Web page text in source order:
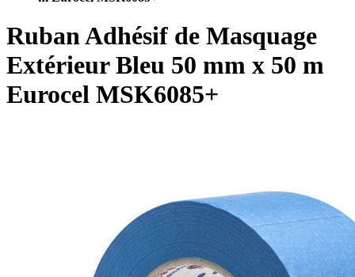
Ruban Adhésif de Masquage
Extérieur Bleu 50 mm x 50 m
Eurocel MSK6085+